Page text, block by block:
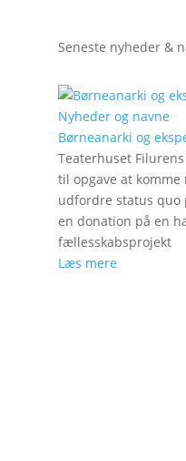
Seneste nyheder &
Nyheder og navne
Børneanarki og
Teaterhuset
til opgave at komme
udfordre status quo
en donation på en
fællesskabsprojekt
Læs mere